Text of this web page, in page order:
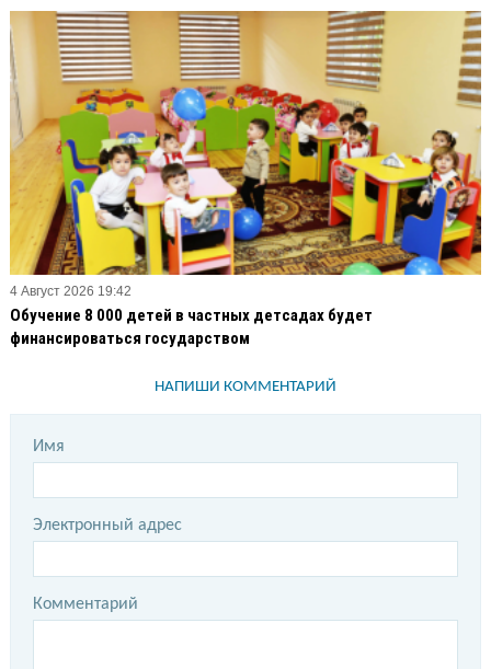
4 Август 2026 19:42
Обучение 8 000 детей в частных детсадах будет
финансироваться государством
НАПИШИ КОММЕНТАРИЙ
Имя
Электронный адрес
Комментарий